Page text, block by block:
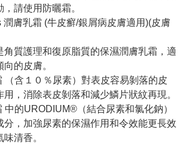
請使用防曬霜。
潤膚乳霜 (牛皮癬/銀屑病皮膚適用)(皮膚
角質護理和復原脂質的保濕潤膚乳霜，適
的皮膚。
（含１０％尿素）對表皮容易剝落的皮
用，消除表皮剝落和減少鱗片狀紋再現。
中的URODIUM®（結合尿素和氯化鈉）
分，加強尿素的保濕作用和令效能更長效
清香。